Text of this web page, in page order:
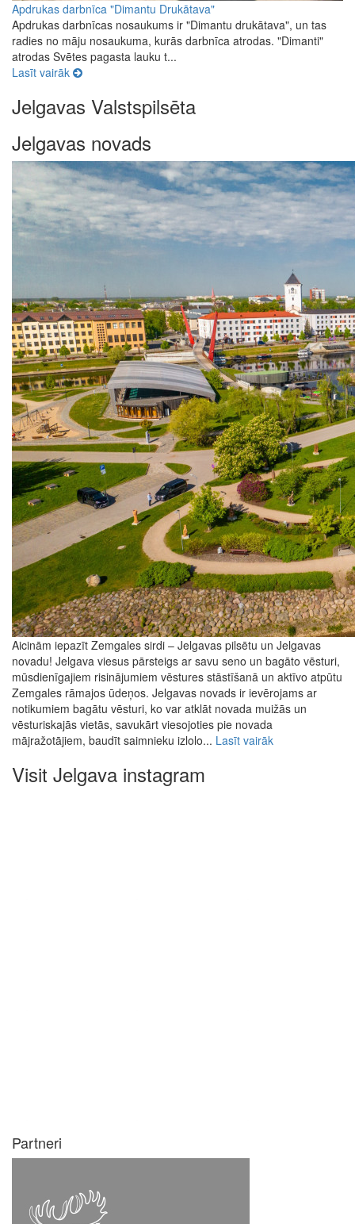
Apdrukas darbnīca "Dimantu Drukātava"
Apdrukas darbnīcas nosaukums ir "Dimantu drukātava", un tas
radies no māju nosaukuma, kurās darbnīca atrodas. "Dimanti"
atrodas Svētes pagasta lauku t...
Lasīt vairāk
Jelgavas Valstspilsēta
Jelgavas novads
Aicinām iepazīt Zemgales sirdi – Jelgavas pilsētu un Jelgavas
novadu! Jelgava viesus pārsteigs ar savu seno un bagāto vēsturi,
mūsdienīgajiem risinājumiem vēstures stāstīšanā un aktīvo atpūtu
Zemgales rāmajos ūdeņos. Jelgavas novads ir ievērojams ar
notikumiem bagātu vēsturi, ko var atklāt novada muižās un
vēsturiskajās vietās, savukārt viesojoties pie novada
mājražotājiem, baudīt saimnieku izlolo... Lasīt vairāk
Visit Jelgava instagram
Partneri